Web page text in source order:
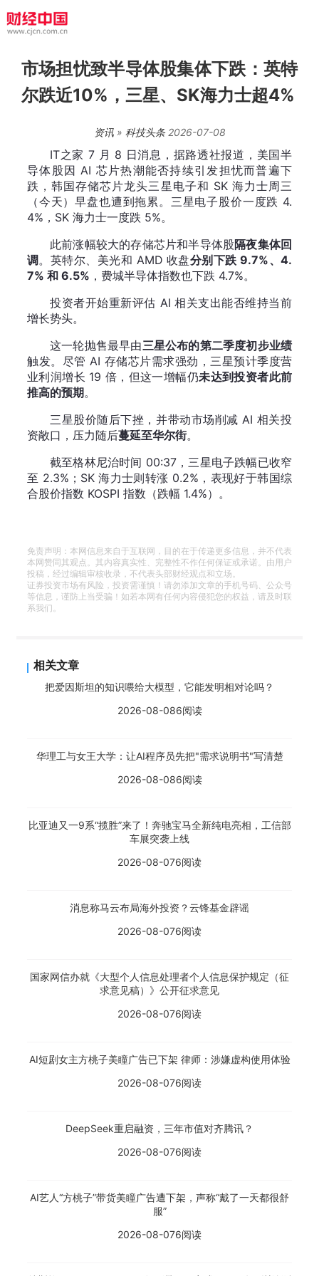
市场担忧致半导体股集体下跌：英特
尔跌近10%，三星、SK海力士超4%
资讯» 科技头条2026-07-08
IT之家 7 月 8 日消息，据路透社报道，美国半
导体股因 AI 芯片热潮能否持续引发担忧而普遍下
跌，韩国存储芯片龙头三星电子和 SK 海力士周三
（今天）早盘也遭到拖累。三星电子股价一度跌 4.
4%，SK 海力士一度跌 5%。
此前涨幅较大的存储芯片和半导体股隔夜集体回
调。英特尔、美光和 AMD 收盘分别下跌 9.7%、4.
7% 和 6.5% ，费城半导体指数也下跌 4.7%。
投资者开始重新评估 AI 相关支出能否维持当前
增长势头。
这一轮抛售最早由三星公布的第二季度初步业绩
触发。尽管 AI 存储芯片需求强劲，三星预计季度营
业利润增长 19 倍，但这一增幅仍未达到投资者此前
推高的预期。
三星股价随后下挫，并带动市场削减 AI 相关投
资敞口，压力随后蔓延至华尔街。
截至格林尼治时间 00:37，三星电子跌幅已收窄
至 2.3%；SK 海力士则转涨 0.2%，表现好于韩国综
合股价指数 KOSPI 指数（跌幅 1.4%）。
免责声明：本网信息来自于互联网，目的在于传递更多信息，并不代表
本网赞同其观点。其内容真实性、完整性不作任何保证或承诺。由用户
投稿，经过编辑审核收录，不代表头部财经观点和立场。
证券投资市场有风险，投资需谨慎！请勿添加文章的手机号码、公众号
等信息，谨防上当受骗！如若本网有任何内容侵犯您的权益，请及时联
系我们。
相关文章
把爱因斯坦的知识喂给大模型，它能发明相对论吗？
2026-08-086阅读
华理工与女王大学：让AI程序员先把"需求说明书"写清楚
2026-08-086阅读
比亚迪又一9系“揽胜”来了！奔驰宝马全新纯电亮相，工信部
车展突袭上线
2026-08-076阅读
消息称马云布局海外投资？云锋基金辟谣
2026-08-076阅读
国家网信办就《大型个人信息处理者个人信息保护规定（征
求意见稿）》公开征求意见
2026-08-076阅读
AI短剧女主方桃子美瞳广告已下架 律师：涉嫌虚构使用体验
2026-08-076阅读
DeepSeek重启融资，三年市值对齐腾讯？
2026-08-076阅读
AI艺人“方桃子”带货美瞳广告遭下架，声称“戴了一天都很舒
服”
2026-08-076阅读